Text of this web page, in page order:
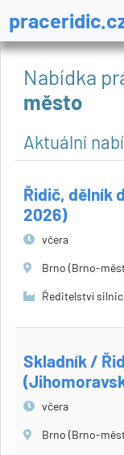
Nabídka
město
Aktuální
Řidič, dělník
2026)
včera
Brno (Brno-
Ředitelství
Skladník /
včera
Brno (Brno-